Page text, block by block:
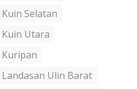
Selatan
Kuin Utara
Kuripan
Landasan Ulin Barat